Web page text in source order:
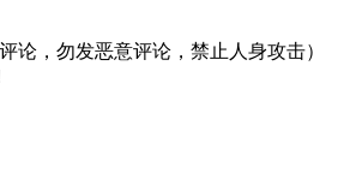
论，勿发恶意评论，禁止人身攻击）